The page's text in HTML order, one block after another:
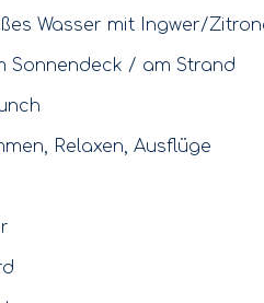
Wasser mit Ingwer/
Sonnendeck / am Strand
Relaxen, Ausflüge